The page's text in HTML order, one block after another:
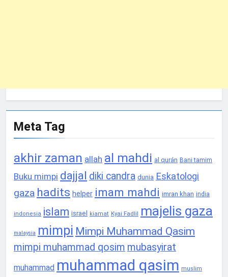
Meta Tag
akhir zaman allah al mahdi al qurán Bani tamim
Buku mimpi dajjal diki candra dunia Eskatologi
gaza hadits helper imam mahdi imran khan india
indonesia islam israel kiamat Kyai Fadlil majelis gaza
malaysia mimpi Mimpi Muhammad Qasim
mimpi muhammad qosim mubasyirat
muhammad muhammad qasim muslim